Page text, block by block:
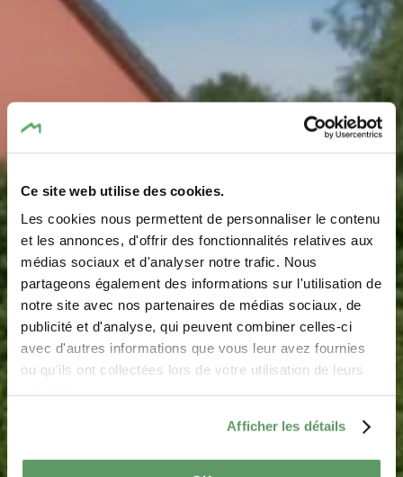
Ce site web utilise des cookies.
Les cookies nous permettent de personnaliser le contenu
et les annonces, d'offrir des fonctionnalités relatives aux
médias sociaux et d'analyser notre trafic. Nous
partageons également des informations sur l'utilisation de
notre site avec nos partenaires de médias sociaux, de
publicité et d'analyse, qui peuvent combiner celles-ci
avec d'autres informations que vous leur avez fournies
ou qu'ils ont collectées lors de votre utilisation de leurs
Afficher les détails
Spielplatz - Cité
Neimillen
Wo? Cité Neimillen, 6195 Imbringen